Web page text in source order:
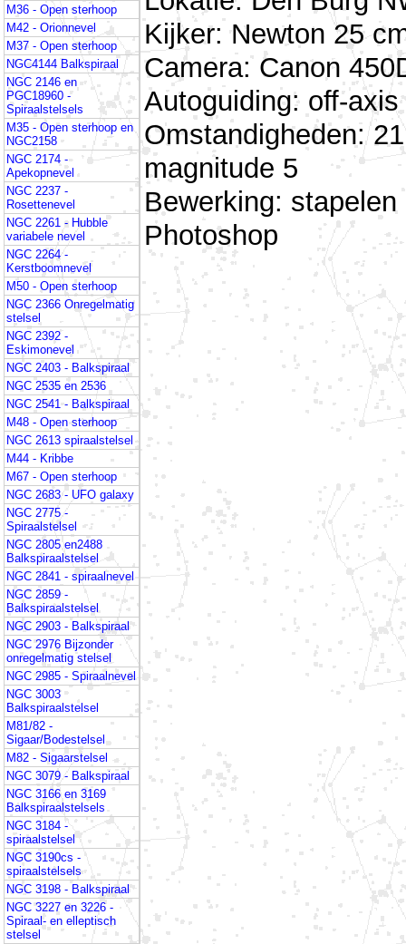
M36 - Open sterhoop
M42 - Orionnevel
M37 - Open sterhoop
NGC4144 Balkspiraal
NGC 2146 en
PGC18960 -
Spiraalstelsels
M35 - Open sterhoop en
NGC2158
NGC 2174 -
Apekopnevel
NGC 2237 -
Rosettenevel
NGC 2261 - Hubble
variabele nevel
NGC 2264 -
Kerstboomnevel
M50 - Open sterhoop
NGC 2366 Onregelmatig
stelsel
NGC 2392 -
Eskimonevel
NGC 2403 - Balkspiraal
NGC 2535 en 2536
NGC 2541 - Balkspiraal
M48 - Open sterhoop
NGC 2613 spiraalstelsel
M44 - Kribbe
M67 - Open sterhoop
NGC 2683 - UFO galaxy
NGC 2775 -
Spiraalstelsel
NGC 2805 en2488
Balkspiraalstelsel
NGC 2841 - spiraalnevel
NGC 2859 -
Balkspiraalstelsel
NGC 2903 - Balkspiraal
NGC 2976 Bijzonder
onregelmatig stelsel
NGC 2985 - Spiraalnevel
NGC 3003
Balkspiraalstelsel
M81/82 -
Sigaar/Bodestelsel
M82 - Sigaarstelsel
NGC 3079 - Balkspiraal
NGC 3166 en 3169
Balkspiraalstelsels
NGC 3184 -
spiraalstelsel
NGC 3190cs -
spiraalstelsels
NGC 3198 - Balkspiraal
NGC 3227 en 3226 -
Spiraal- en elleptisch
stelsel
Kijker: Newton 25
Camera: Canon
Autoguiding: off-
Omstandigheden:
magnitude 5
Bewerking:
Photoshop